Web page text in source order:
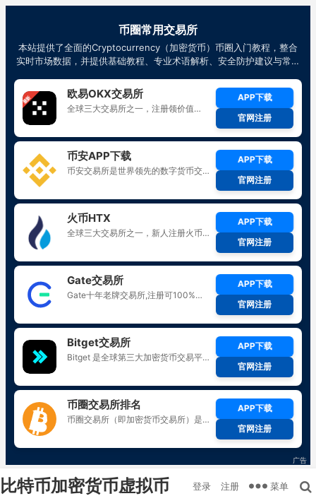
比特币加密货币虚拟币 登录 注册 菜单